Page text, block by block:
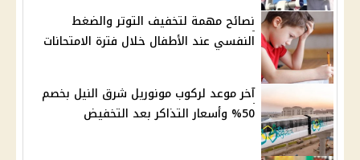
نصائح مهمة لتخفيف التوتر والضغط
النفسي عند الأطفال خلال فترة الامتحانات
آخر موعد لركوب مونوريل شرق النيل بخصم
50% وأسعار التذاكر بعد التخفيض